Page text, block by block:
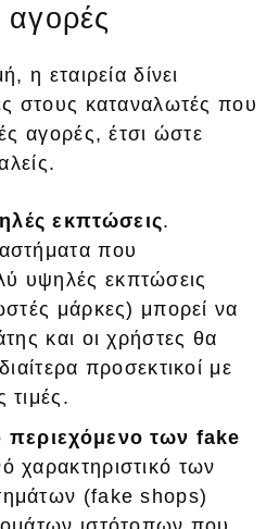
αγορές
η εταιρεία δίνει
στους καταναλωτές που
αγορές, έτσι ώστε
εκπτώσεις.
που
υψηλές εκπτώσεις
μάρκες) μπορεί να
και οι χρήστες θα
προσεκτικοί με
τιμές.
περιεχόμενο των fake
χαρακτηριστικό των
(fake shops)